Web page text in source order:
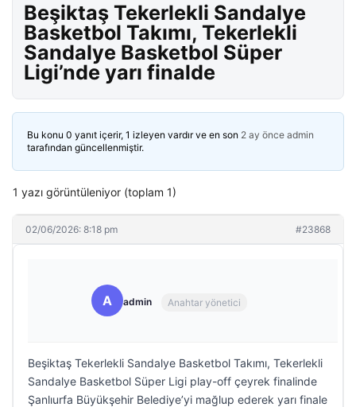
Beşiktaş Tekerlekli Sandalye
Basketbol Takımı, Tekerlekli
Sandalye Basketbol Süper
Ligi’nde yarı finalde
Bu konu 0 yanıt içerir, 1 izleyen vardır ve en son 2 ay önce admin
tarafından güncellenmiştir.
1 yazı görüntüleniyor (toplam 1)
02/06/2026: 8:18 pm #23868
A admin Anahtar yönetici
Beşiktaş Tekerlekli Sandalye Basketbol Takımı, Tekerlekli
Sandalye Basketbol Süper Ligi play-off çeyrek finalinde
Şanlıurfa Büyükşehir Belediye’yi mağlup ederek yarı finale